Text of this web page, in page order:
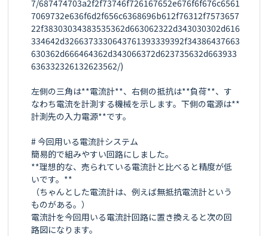
7/687474703a2f2f73746f726167652e676f6f676c6561
7069732e636f6d2f656c6368696b612f76312f7573657
22f38303034383535362d663062322d343030302d616
334642d3266373330643761393339392f34386437663
630362d666464362d343066372d623735632d663933
636332326132623562/)
左側の三角は**電流計**、右側の抵抗は**負荷**、す
なわち電流を計測する機械を示します。下側の電源は**
計測先の入力電源**です。
# 今回用いる電流計システム
簡易的で組みやすい回路にしました。
**理想的な、売られている電流計と比べると精度が低
いです。**
（ちゃんとした電流計は、例えば無抵抗電流計という
ものがある。）
電流計を今回用いる電流計回路に置き換えると次の回
路図になります。